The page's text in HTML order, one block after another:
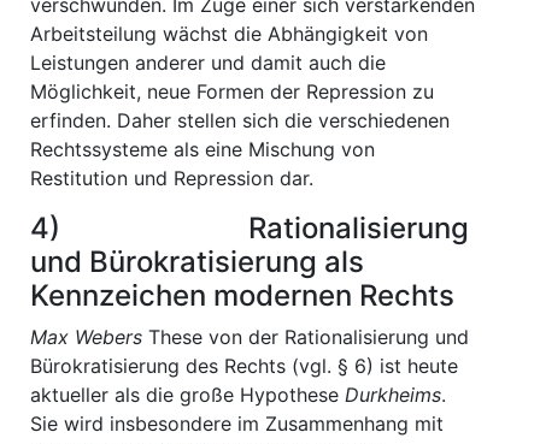
verschwunden. Im Zuge einer sich verstärkenden
Arbeitsteilung wächst die Abhängigkeit von
Leistungen anderer und damit auch die
Möglichkeit, neue Formen der Repression zu
erfinden. Daher stellen sich die verschiedenen
Rechtssysteme als eine Mischung von
Restitution und Repression dar.
4) Rationalisierung
und Bürokratisierung als
Kennzeichen modernen Rechts
Max Webers These von der Rationalisierung und
Bürokratisierung des Rechts (vgl. § 6) ist heute
aktueller als die große Hypothese Durkheims.
Sie wird insbesondere im Zusammenhang mit